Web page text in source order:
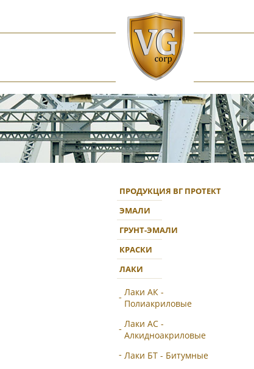
ПРОДУКЦИЯ ВГ ПРОТЕКТ
ЭМАЛИ
ГРУНТ-ЭМАЛИ
КРАСКИ
ЛАКИ
Лаки АК -
Полиакриловые
Лаки АС -
Алкидноакриловые
Лаки БТ - Битумные